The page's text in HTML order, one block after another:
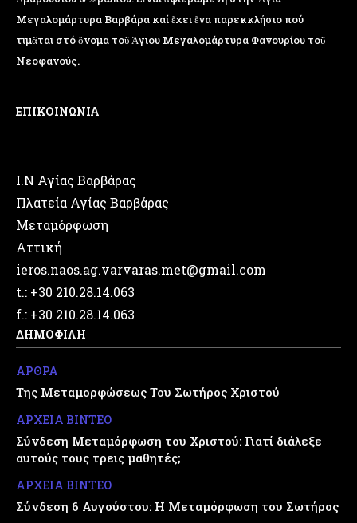
Μεγαλομάρτυρα Βαρβάρα καί ἔχει ἕνα παρεκκλήσιο πού
τιμᾶται στό ὄνομα τοῦ Ἁγιου Μεγαλομάρτυρα Φανουρίου τοῦ
Νεοφανούς.
ΕΠΙΚΟΙΝΩΝΙΑ
Ι.Ν Αγίας Βαρβάρας
Πλατεία Αγίας Βαρβάρας
Μεταμόρφωση
Αττική
ieros.naos.ag.varvaras.met@gmail.com
t.: +30 210.28.14.063
f.: +30 210.28.14.063
ΔΗΜΟΦΙΛΗ
ΑΡΘΡΑ
Της Μεταμορφώσεως Του Σωτήρος Χριστού
ΑΡΧΕΙΑ ΒΙΝΤΕΟ
Σύνδεση Μεταμόρφωση του Χριστού: Γιατί διάλεξε
αυτούς τους τρεις μαθητές;
ΑΡΧΕΙΑ ΒΙΝΤΕΟ
Σύνδεση 6 Αυγούστου: Η Μεταμόρφωση του Σωτήρος